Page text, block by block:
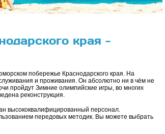
края -
побережье Краснодарского края. На
и проживания. Он абсолютно ни в чём не
пройдут Зимние олимпийские игры, во многих
реконструкция.
высококвалифицированный персонал.
передовых методик. Вы можете выбрать